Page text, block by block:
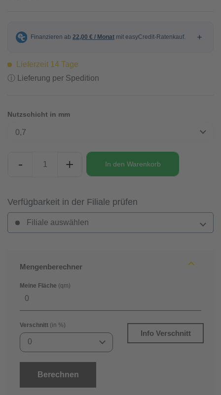
Lieferzeit 14 Tage
ⓘ Lieferung per Spedition
Nutzschicht in mm
0,7
- + In den Warenkorb
Verfügbarkeit in der Filiale prüfen
Filiale auswählen
Mengenberechner
Meine Fläche (qm)
Verschnitt (in %)
0
Info Verschnitt
Berechnen